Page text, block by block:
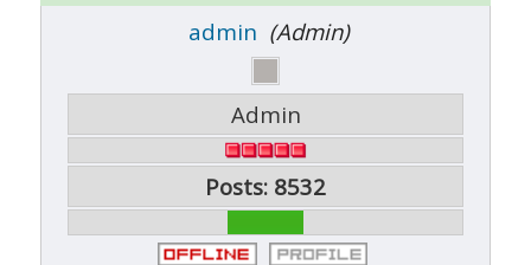
admin (Admin)
Admin
Posts: 8532